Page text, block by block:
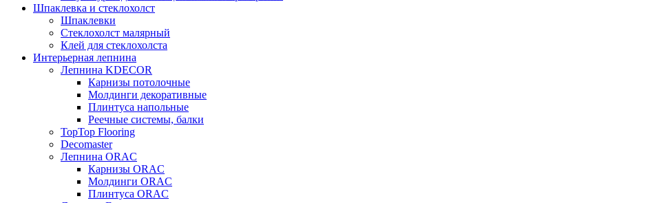
Шпаклевка и стеклохолст
Шпаклевки
Стеклохолст малярный
Клей для стеклохолста
Интерьерная лепнина
Лепнина KDECOR
Карнизы потолочные
Молдинги декоративные
Плинтуса напольные
Реечные системы, балки
TopTop Flooring
Decomaster
Лепнина ORAC
Карнизы ORAC
Молдинги ORAC
Плинтуса ORAC